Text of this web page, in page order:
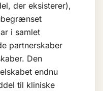
der eksisterer),
i samlet
partnerskaber
Den
endnu
til kliniske